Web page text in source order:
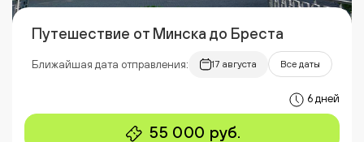
Путешествие от Минска до Бреста
Ближайшая дата отправления: 17 августа Все даты
6 дней
55 000 руб.